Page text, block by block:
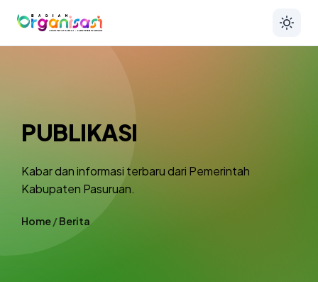
PUBLIKASI
Kabar dan informasi terbaru dari Pemerintah
Kabupaten Pasuruan.
Home/Berita